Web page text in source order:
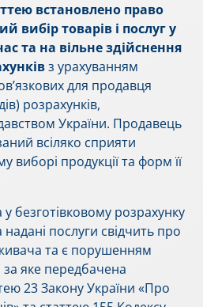
встановлено право
вибір товарів і послуг у
та на вільне здійснення
з урахуванням
для продавця
розрахунків,
України. Продавець
всіляко сприяти
виборі продукції та форм її
безготівковому розрахунку
послуги свідчить про
та є порушенням
яке передбачена
23 Закону України «Про